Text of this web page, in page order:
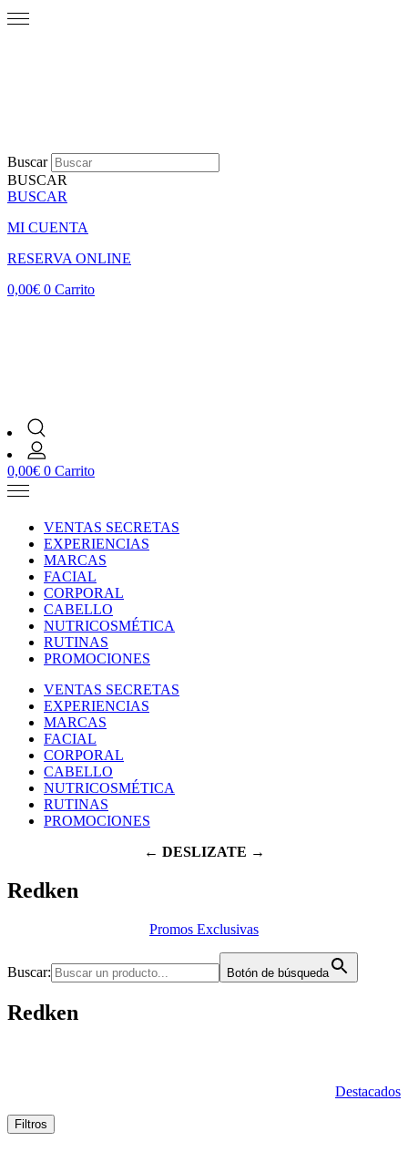
Buscar
BUSCAR
BUSCAR
MI CUENTA
RESERVA ONLINE
0,00€ 0 Carrito
0,00€ 0 Carrito
VENTAS SECRETAS
EXPERIENCIAS
MARCAS
FACIAL
CORPORAL
CABELLO
NUTRICOSMÉTICA
RUTINAS
PROMOCIONES
VENTAS SECRETAS
EXPERIENCIAS
MARCAS
FACIAL
CORPORAL
CABELLO
NUTRICOSMÉTICA
RUTINAS
PROMOCIONES
← DESLIZATE →
Redken
Promos Exclusivas
Buscar: Botón de búsqueda
Redken
Destacados
Filtros